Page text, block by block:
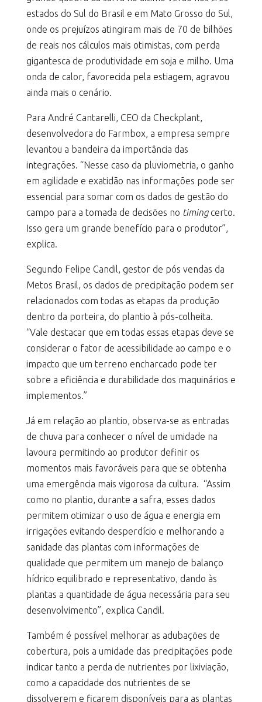
estados do Sul do Brasil e em Mato Grosso do Sul,
onde os prejuízos atingiram mais de 70 de bilhões
de reais nos cálculos mais otimistas, com perda
gigantesca de produtividade em soja e milho. Uma
onda de calor, favorecida pela estiagem, agravou
ainda mais o cenário.
Para André Cantarelli, CEO da Checkplant,
desenvolvedora do Farmbox, a empresa sempre
levantou a bandeira da importância das
integrações. “Nesse caso da pluviometria, o ganho
em agilidade e exatidão nas informações pode ser
essencial para somar com os dados de gestão do
campo para a tomada de decisões no timingcerto.
Isso gera um grande benefício para o produtor”,
explica.
Segundo Felipe Candil, gestor de pós vendas da
Metos Brasil, os dados de precipitação podem ser
relacionados com todas as etapas da produção
dentro da porteira, do plantio à pós-colheita.
“Vale destacar que em todas essas etapas deve se
considerar o fator de acessibilidade ao campo e o
impacto que um terreno encharcado pode ter
sobre a eficiência e durabilidade dos maquinários e
implementos.”
Já em relação ao plantio, observa-se as entradas
de chuva para conhecer o nível de umidade na
lavoura permitindo ao produtor definir os
momentos mais favoráveis para que se obtenha
uma emergência mais vigorosa da cultura. “Assim
como no plantio, durante a safra, esses dados
permitem otimizar o uso de água e energia em
irrigações evitando desperdício e melhorando a
sanidade das plantas com informações de
qualidade que permitem um manejo de balanço
hídrico equilibrado e representativo, dando às
plantas a quantidade de água necessária para seu
desenvolvimento”, explica Candil.
Também é possível melhorar as adubações de
cobertura, pois a umidade das precipitações pode
indicar tanto a perda de nutrientes por lixiviação,
como a capacidade dos nutrientes de se
dissolverem e ficarem disponíveis para as plantas